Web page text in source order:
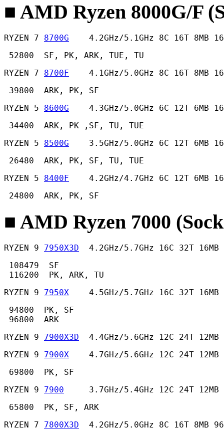
■ AMD Ryzen 8000G/F
RYZEN 7 8700G
4.2GHz/5.1GHz 8C 16T 8MB
52800  SF, PK, ARK, TUE, TU
RYZEN 7 8700F
4.1GHz/5.0GHz 8C 16T 8MB
39800  ARK, PK, SF
RYZEN 5 8600G
4.3GHz/5.0GHz 6C 12T 6MB
34400  ARK, PK ,SF, TU, TUE
RYZEN 5 8500G
3.5GHz/5.0GHz 6C 12T 6MB
26480  ARK, PK, SF, TU, TUE
RYZEN 5 8400F
4.2GHz/4.7GHz 6C 12T 6MB
24800  ARK, PK, SF
■ AMD Ryzen 7000
RYZEN 9 7950X3D
4.2GHz/5.7GHz 16C 32T 16MB
108479  SF
116200  PK, ARK, TU
RYZEN 9 7950X
4.5GHz/5.7GHz 16C 32T 16MB
94800  PK, SF
96800  ARK
RYZEN 9 7900X3D
4.4GHz/5.6GHz 12C 24T 12MB
RYZEN 9 7900X
4.7GHz/5.6GHz 12C 24T 12MB
69800  PK, SF
RYZEN 9 7900
3.7GHz/5.4GHz 12C 24T 12MB
65800  PK, SF, ARK
RYZEN 7 7800X3D
4.2GHz/5.0GHz 8C 16T 8MB